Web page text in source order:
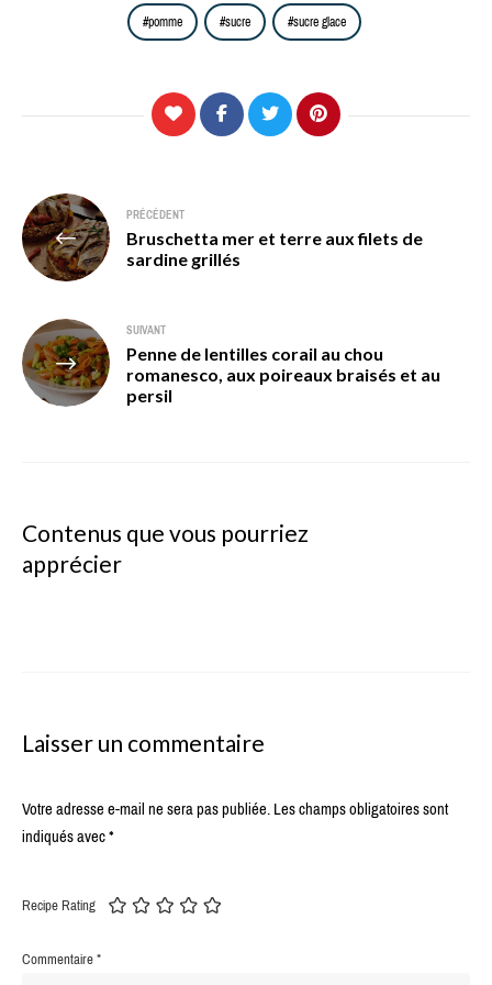
pomme sucre sucre glace
Navigation
de
l’article
PRÉCÉDENT
Bruschetta mer et terre aux filets de
sardine grillés
SUIVANT
Penne de lentilles corail au chou
romanesco, aux poireaux braisés et au
persil
Contenus que vous pourriez
apprécier
Laisser un commentaire
Votre adresse e-mail ne sera pas publiée.Les champs obligatoires sont
indiqués avec*
Recipe Rating
Commentaire*